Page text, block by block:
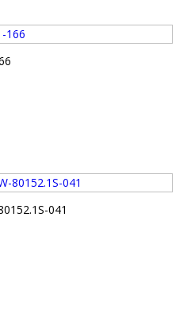
041